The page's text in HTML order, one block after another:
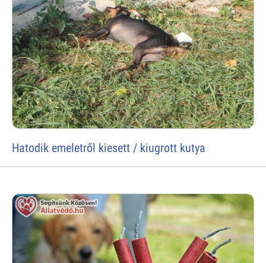
Hatodik emeletről kiesett / kiugrott kutya